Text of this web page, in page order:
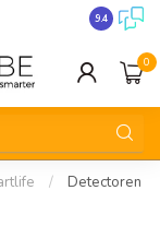
9.4
0
/ Detectoren